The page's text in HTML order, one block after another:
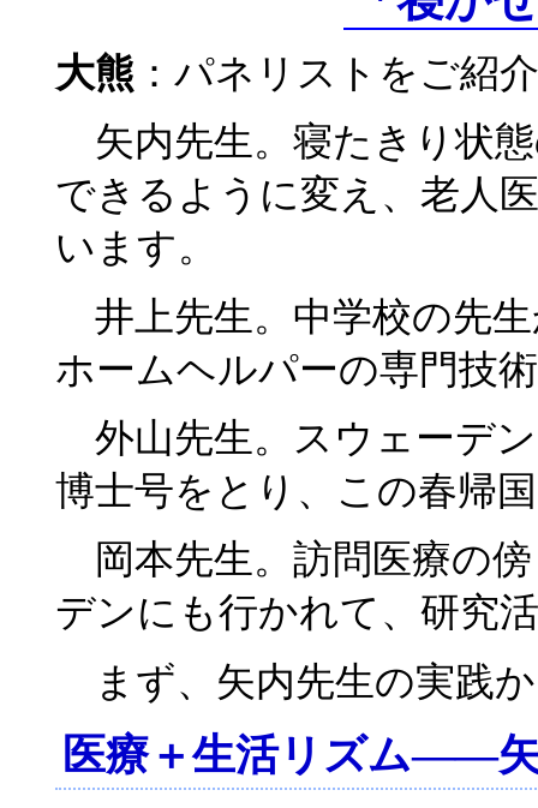
大熊 ：パネリストをご紹
矢内先生。寝たきり状
できるように変え、老人
います。
井上先生。中学校の先
ホームヘルパーの専門技
外山先生。スウェーデ
博士号をとり、この春帰
岡本先生。訪問医療の
デンにも行かれて、研究
まず、矢内先生の実践
医療＋生活リズム――